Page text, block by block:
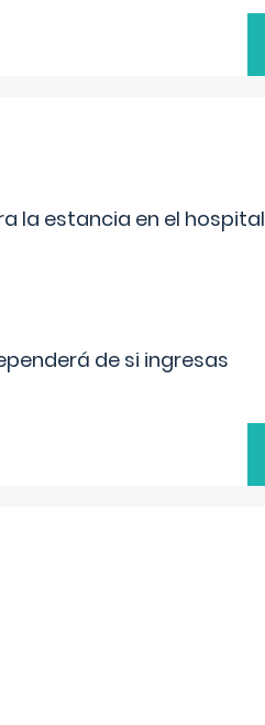
la estancia en el hospital
de si ingresas